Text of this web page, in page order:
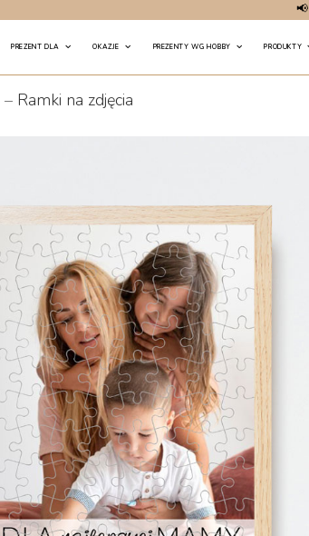
📢
PREZENT DLA OKAZJE PREZENTY WG HOBBY PRODUKTY
– Ramki na zdjęcia